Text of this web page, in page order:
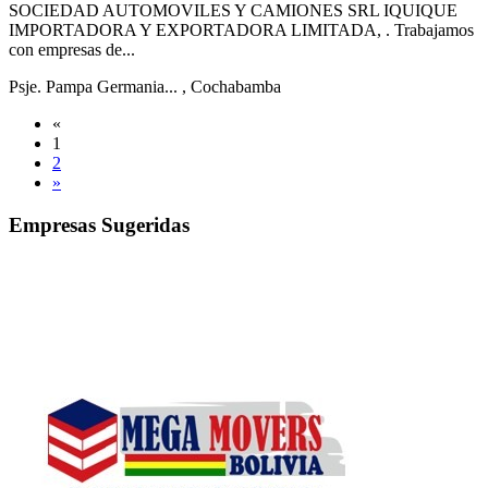
SOCIEDAD AUTOMOVILES Y CAMIONES SRL IQUIQUE
IMPORTADORA Y EXPORTADORA LIMITADA, . Trabajamos
con empresas de...
Psje. Pampa Germania... , Cochabamba
«
1
2
»
Empresas Sugeridas